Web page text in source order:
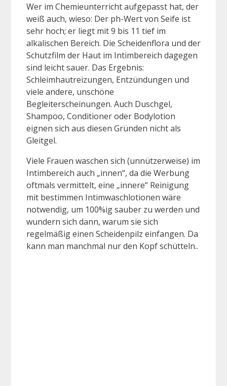
Wer im Chemieunterricht aufgepasst hat, der
weiß auch, wieso: Der ph-Wert von Seife ist
sehr hoch; er liegt mit 9 bis 11 tief im
alkalischen Bereich. Die Scheidenflora und der
Schutzfilm der Haut im Intimbereich dagegen
sind leicht sauer. Das Ergebnis:
Schleimhautreizungen, Entzündungen und
viele andere, unschöne
Begleiterscheinungen. Auch Duschgel,
Shampoo, Conditioner oder Bodylotion
eignen sich aus diesen Gründen nicht als
Gleitgel.
Viele Frauen waschen sich (unnützerweise) im
Intimbereich auch „innen“, da die Werbung
oftmals vermittelt, eine „innere“ Reinigung
mit bestimmen Intimwaschlotionen wäre
notwendig, um 100%ig sauber zu werden und
wundern sich dann, warum sie sich
regelmäßig einen Scheidenpilz einfangen. Da
kann man manchmal nur den Kopf schütteln..